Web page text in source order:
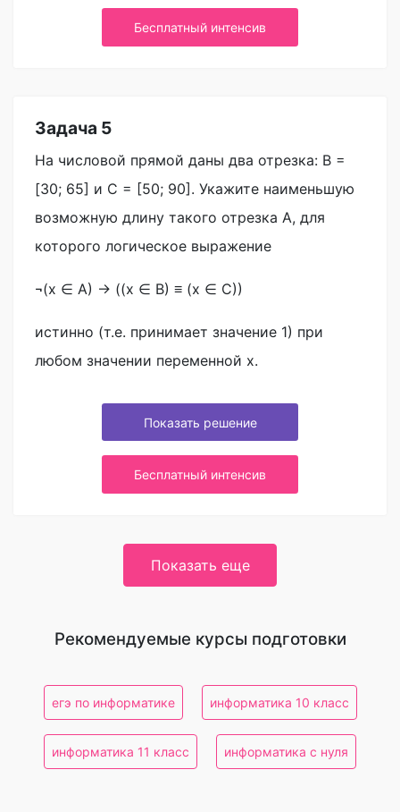
Бесплатный интенсив
Задача 5
На числовой прямой даны два отрезка: B =
[30; 65] и C = [50; 90]. Укажите наименьшую
возможную длину такого отрезка A, для
которого логическое выражение
¬(x ∈ A) → ((x ∈ B) ≡ (x ∈ C))
истинно (т.е. принимает значение 1) при
любом значении переменной x.
Показать решение
Бесплатный интенсив
Показать еще
Рекомендуемые курсы подготовки
егэ по информатике информатика 10 класс
информатика 11 класс информатика с нуля